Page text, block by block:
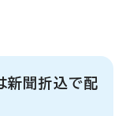
新聞折込で配